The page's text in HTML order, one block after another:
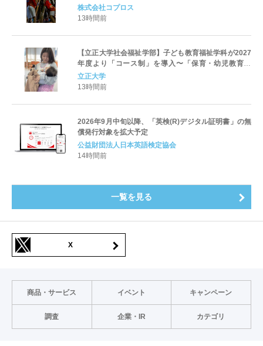
参加
株式会社コプロス
13時間前
【立正大学社会福祉学部】子ども教育福祉学科が2027
年度より「コース制」を導入〜「保育・幼児教育」
「初等教育」「子ども心理」の3コースを新設し、目指
すキャリアと学びを明確化〜
立正大学
13時間前
2026年9月中旬以降、「英検(R)デジタル証明書」の無
償発行対象を拡大予定
公益財団法人日本英語検定協会
14時間前
一覧を見る
X
商品・サービス イベント キャンペーン
調査 企業・IR カテゴリ